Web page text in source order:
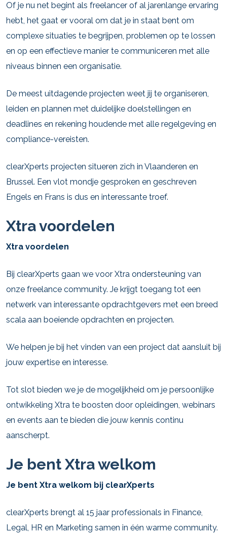
Of je nu net begint als freelancer of al jarenlange ervaring
hebt, het gaat er vooral om dat je in staat bent om
complexe situaties te begrijpen, problemen op te lossen
en op een effectieve manier te communiceren met alle
niveaus binnen een organisatie.
De meest uitdagende projecten weet jij te organiseren,
leiden en plannen met duidelijke doelstellingen en
deadlines en rekening houdende met alle regelgeving en
compliance-vereisten.
clearXperts projecten situeren zich in Vlaanderen en
Brussel. Een vlot mondje gesproken en geschreven
Engels en Frans is dus en interessante troef.
Xtra voordelen
Xtra voordelen
Bij clearXperts gaan we voor Xtra ondersteuning van
onze freelance community. Je krijgt toegang tot een
netwerk van interessante opdrachtgevers met een breed
scala aan boeiende opdrachten en projecten.
We helpen je bij het vinden van een project dat aansluit bij
jouw expertise en interesse.
Tot slot bieden we je de mogelijkheid om je persoonlijke
ontwikkeling Xtra te boosten door opleidingen, webinars
en events aan te bieden die jouw kennis continu
aanscherpt.
Je bent Xtra welkom
Je bent Xtra welkom bij clearXperts
clearXperts brengt al 15 jaar professionals in Finance,
Legal, HR en Marketing samen in één warme community.